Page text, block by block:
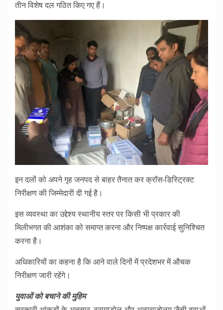
तीन विशेष दल गठित किए गए हैं।
इन दलों को अपने गृह जनपद से बाहर तैनात कर क्रॉस-डिस्ट्रिक्ट
निरीक्षण की जिम्मेदारी दी गई है।
इस व्यवस्था का उद्देश्य स्थानीय स्तर पर किसी भी प्रकार की
मिलीभगत की आशंका को समाप्त करना और निष्पक्ष कार्रवाई सुनिश्चित
करना है।
अधिकारियों का कहना है कि आने वाले दिनों में प्रदेशभर में औचक
निरीक्षण जारी रहेंगे।
युवाओं को बचाने की मुहिम